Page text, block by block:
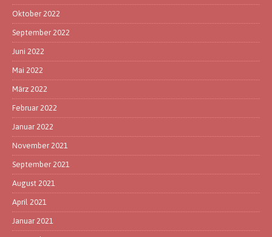
Oktober 2022
September 2022
Juni 2022
Mai 2022
März 2022
Februar 2022
Januar 2022
November 2021
September 2021
August 2021
April 2021
Januar 2021